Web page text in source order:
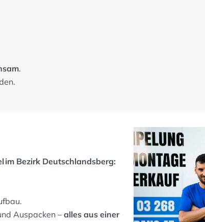
.
im Bezirk Deutschlandsberg:
Auspacken – alles aus einer